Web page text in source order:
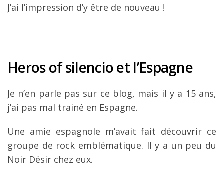
J’ai l’impression d’y être de nouveau !
Heros of silencio et l’Espagne
Je n’en parle pas sur ce blog, mais il y a 15 ans,
j’ai pas mal trainé en Espagne.
Une amie espagnole m’avait fait découvrir ce
groupe de rock emblématique. Il y a un peu du
Noir Désir chez eux.